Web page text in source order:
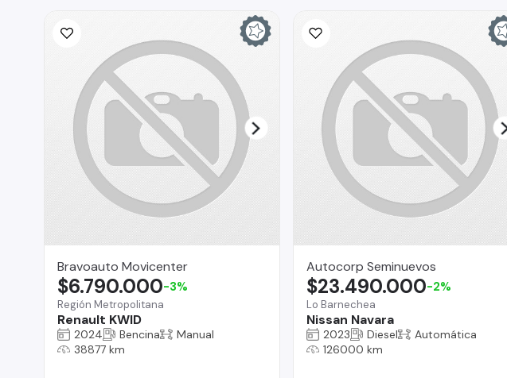
Bravoauto Movicenter
Región Metropolitana
Renault KWID
$6.790.000-3%
2024 Bencina
Manual
38877 km
Autocorp Seminuevos
Lo Barnechea
Nissan Navara
$23.490.000-2%
2023 Diesel
Automática
126000 km